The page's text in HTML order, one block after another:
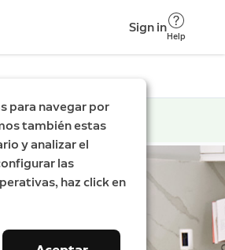
Sign in
Help
para navegar por
también estas
y analizar el
las
haz click en